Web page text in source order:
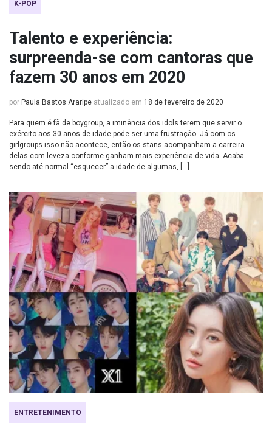
K-POP
Talento e experiência:
surpreenda-se com cantoras que
fazem 30 anos em 2020
por Paula Bastos Araripe atualizado em 18 de fevereiro de 2020
Para quem é fã de boygroup, a iminência dos idols terem que servir o
exército aos 30 anos de idade pode ser uma frustração. Já com os
girlgroups isso não acontece, então os stans acompanham a carreira
delas com leveza conforme ganham mais experiência de vida. Acaba
sendo até normal “esquecer” a idade de algumas, […]
ENTRETENIMENTO